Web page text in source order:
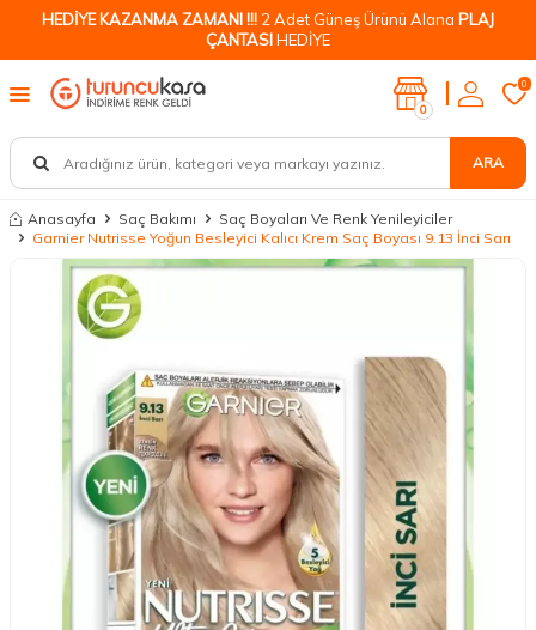
HEDİYE KAZANMA ZAMANI !!! 2 Adet Güneş Ürünü Alana PLAJ
ÇANTASIHEDİYE
ARA
0
0
Anasayfa Saç Bakımı
Saç Boyaları Ve Renk Yenileyiciler
Garnier Nutrisse Yoğun Besleyici Kalıcı Krem Saç Boyası 9.13 İnci Sarı